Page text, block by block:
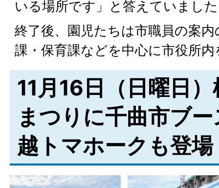
いる場所です」と答えていまし
終了後、園児たちは市職員の案
課・保育課などを中心に市役所
11月16日（日曜日
まつりに千曲市ブ
越トマホークも登場